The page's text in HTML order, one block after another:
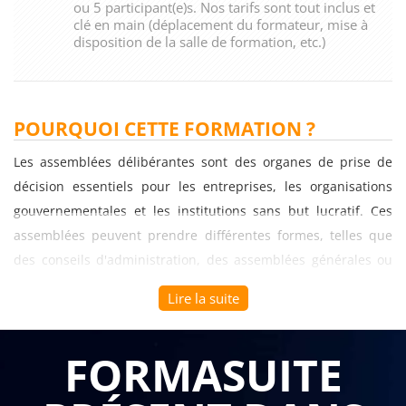
ou 5 participant(e)s. Nos tarifs sont tout inclus et
clé en main (déplacement du formateur, mise à
disposition de la salle de formation, etc.)
POURQUOI CETTE FORMATION ?
Les assemblées délibérantes sont des organes de prise de
décision essentiels pour les entreprises, les organisations
gouvernementales et les institutions sans but lucratif. Ces
assemblées peuvent prendre différentes formes, telles que
des conseils d'administration, des assemblées générales ou
des comités de gouvernance, mais elles ont toutes en
commun la prise de décisions collectives importantes pour
l'organisation. C'est pourquoi une formation sur le thème
"Comprendre les mécanismes de l'assemblée délibérante"
peut être très utile pour les entreprises.
Lire la suite
FORMASUITE